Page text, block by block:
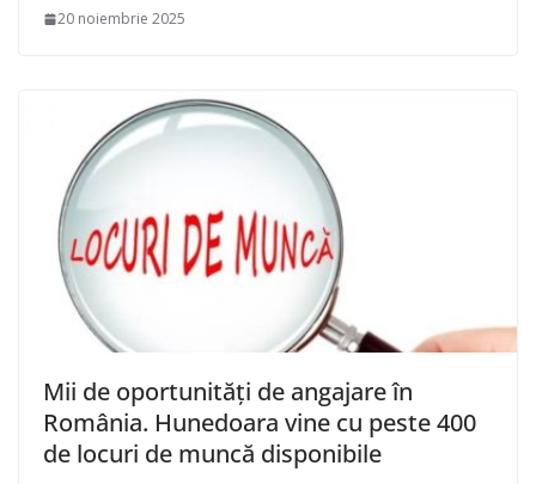
20 noiembrie 2025
Mii de oportunități de angajare în
România. Hunedoara vine cu peste 400
de locuri de muncă disponibile